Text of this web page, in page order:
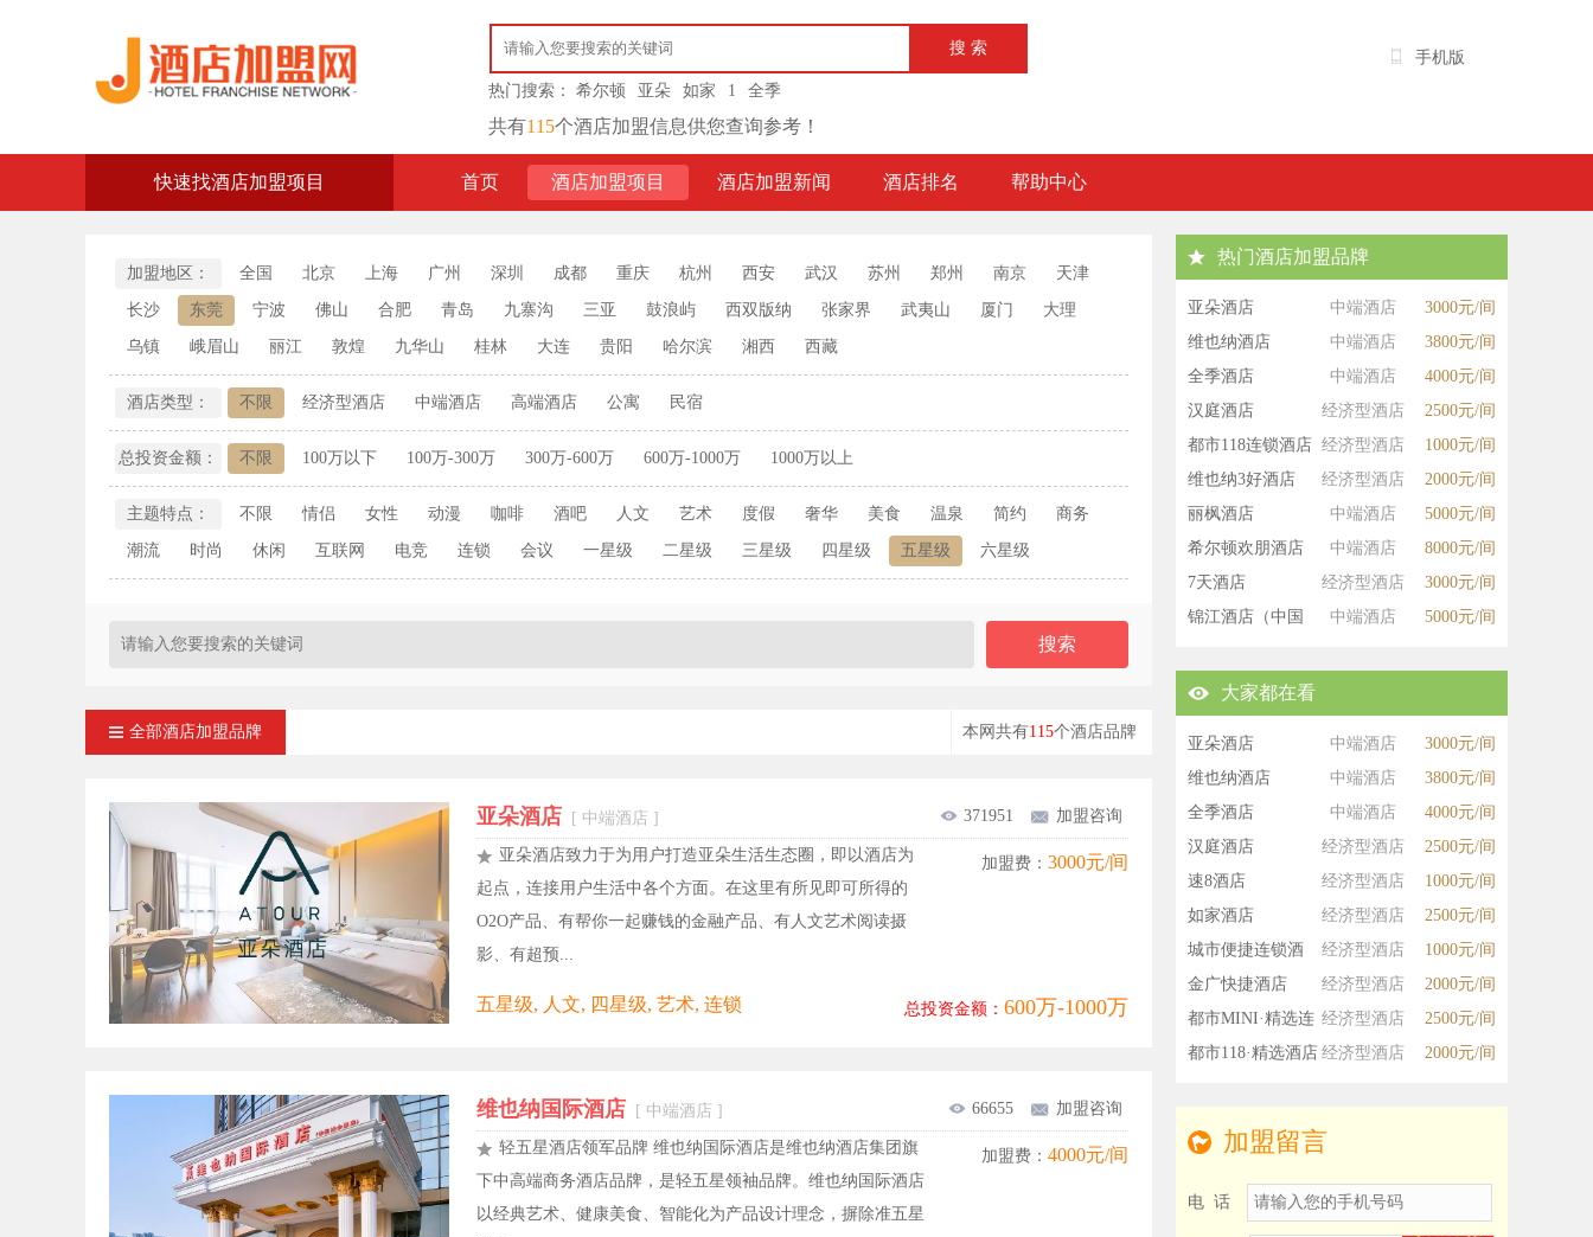
热门搜索： 希尔顿 亚朵 如家 1 全季
共有115个酒店加盟信息供您查询参考！
手机版
快速找酒店加盟项目 首页 酒店加盟项目 酒店加盟新闻 酒店排名 帮助中心
加盟地区： 全国 北京 上海 广州 深圳 成都 重庆 杭州 西安 武汉 苏州 郑州 南京 天津
长沙 东莞 宁波 佛山 合肥 青岛 九寨沟 三亚 鼓浪屿 西双版纳 张家界 武夷山 厦门 大理
乌镇 峨眉山 丽江 敦煌 九华山 桂林 大连 贵阳 哈尔滨 湘西 西藏
酒店类型： 不限 经济型酒店 中端酒店 高端酒店 公寓 民宿
总投资金额： 不限 100万以下 100万-300万 300万-600万 600万-1000万 1000万以上
主题特点： 不限 情侣 女性 动漫 咖啡 酒吧 人文 艺术 度假 奢华 美食 温泉 简约 商务
潮流 时尚 休闲 互联网 电竞 连锁 会议 一星级 二星级 三星级 四星级 五星级 六星级
全部酒店加盟品牌 本网共有115个酒店品牌
亚朵酒店 [ 中端酒店 ] 371951 加盟咨询
亚朵酒店致力于为用户打造亚朵生活生态圈，即以酒店为
起点，连接用户生活中各个方面。在这里有所见即可所得的
O2O产品、有帮你一起赚钱的金融产品、有人文艺术阅读摄
影、有超预...
五星级, 人文, 四星级, 艺术, 连锁 总投资金额： 600万-1000万
加盟费： 3000元/间
维也纳国际酒店 [ 中端酒店 ] 66655 加盟咨询
轻五星酒店领军品牌 维也纳国际酒店是维也纳酒店集团旗
下中高端商务酒店品牌，是轻五星领袖品牌。维也纳国际酒店
以经典艺术、健康美食、智能化为产品设计理念，摒除准五星
加盟费： 4000元/间
热门酒店加盟品牌
亚朵酒店 中端酒店
3000元/间
维也纳酒店
中端酒店
3800元/间
全季酒店
中端酒店
4000元/间
汉庭酒店
经济型酒店
2500元/间
都市118连锁酒店 经济型酒店
1000元/间
维也纳3好酒店
经济型酒店
2000元/间
丽枫酒店
中端酒店
5000元/间
希尔顿欢朋酒店
中端酒店
8000元/间
7天酒店
经济型酒店
3000元/间
锦江酒店（中国
中端酒店 5000元/间
大家都在看
亚朵酒店 中端酒店
3000元/间
维也纳酒店
中端酒店
3800元/间
全季酒店
中端酒店
4000元/间
汉庭酒店
经济型酒店
2500元/间
速8酒店
经济型酒店
1000元/间
如家酒店
经济型酒店
2500元/间
城市便捷连锁酒
店
经济型酒店
1000元/间
金广快捷酒店
经济型酒店
2000元/间
都市MINI·精选连
锁酒店
经济型酒店
2500元/间
都市118·精选酒店 经济型酒店 2000元/间
加盟留言
电 话